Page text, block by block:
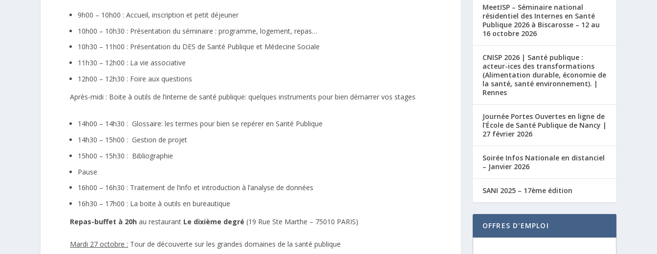
9h00 – 10h00 : Accueil, inscription et petit déjeuner
10h00 – 10h30 : Présentation du séminaire : programme, logement, repas…
10h30 – 11h00 : Présentation du DES de Santé Publique et Médecine Sociale
11h30 – 12h00 : La vie associative
12h00 – 12h30 : Foire aux questions
Après-midi : Boite à outils de l’interne de santé publique: quelques instruments pour bien démarrer vos stages
14h00 – 14h30 : Glossaire: les termes pour bien se repérer en Santé Publique
14h30 – 15h00 : Gestion de projet
15h00 – 15h30 : Bibliographie
Pause
16h00 – 16h30 : Traitement de l’info et introduction à l’analyse de données
16h30 – 17h00 : La boite à outils en bureautique
Repas-buffet à 20h au restaurant Le dixième degré (19 Rue Ste Marthe – 75010 PARIS)
Mardi 27 octobre : Tour de découverte sur les grandes domaines de la santé publique
MeetISP – Séminaire national
résidentiel des Internes en Santé
Publique 2026 à Biscarosse – 12 au
16 octobre 2026
CNISP 2026 | Santé publique :
acteur-ices des transformations
(Alimentation durable, économie de
la santé, santé environnement). |
Rennes
Journée Portes Ouvertes en ligne de
l’École de Santé Publique de Nancy |
27 février 2026
Soirée Infos Nationale en distanciel
– Janvier 2026
SANI 2025 – 17ème édition
OFFRES D'EMPLOI